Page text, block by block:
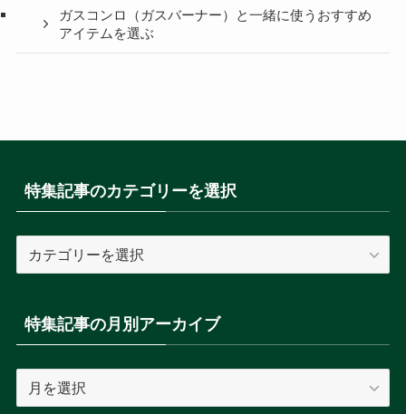
ガスコンロ（ガスバーナー）と一緒に使うおすすめ
アイテムを選ぶ
特集記事のカテゴリーを選択
集
事
の
ゴ
特集記事の月別アーカイブ
集